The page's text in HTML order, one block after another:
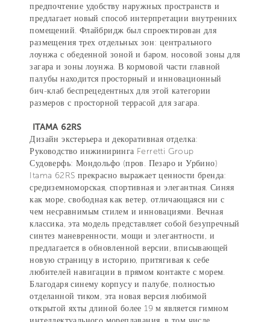
предпочтение удобству наружных пространств и
предлагает новый способ интерпретации внутренних
помещений. Флайбридж был спроектирован для
размещения трех отдельных зон: центрального
лоунжа с обеденной зоной и баром, носовой зоны для
загара и зоны лоунжа. В кормовой части главной
палубы находится просторный и инновационный
бич-клаб беспрецедентных для этой категории
размеров с просторной террасой для загара.
ITAMA 62RS
Дизайн экстерьера и декоративная отделка:
Руководство инжиниринга Ferretti Group
Судоверфь: Мондольфо (пров. Пезаро и Урбино)
Itama 62RS прекрасно выражает ценности бренда:
средиземноморская, спортивная и элегантная. Синяя
как море, свободная как ветер, отличающаяся ни с
чем несравнимым стилем и инновациями. Вечная
классика, эта модель представляет собой безупречный
синтез маневренности, мощи и элегантности, и
предлагается в обновленной версии, вписывающей
новую страницу в историю, притягивая к себе
любителей навигации в прямом контакте с морем.
Благодаря синему корпусу и палубе, полностью
отделанной тиком, эта новая версия любимой
открытой яхты длиной более 19 м является гимном